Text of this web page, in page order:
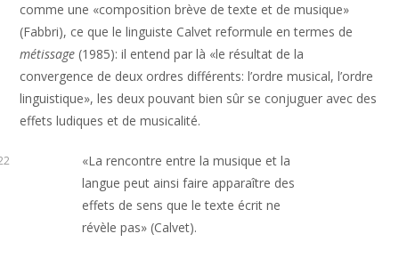
comme une «composition brève de texte et de musique»
(Fabbri), ce que le linguiste Calvet reformule en termes de
métissage (1985): il entend par là «le résultat de la
convergence de deux ordres différents: l’ordre musical, l’ordre
linguistique», les deux pouvant bien sûr se conjuguer avec des
effets ludiques et de musicalité.
«La rencontre entre la musique et la
langue peut ainsi faire apparaître des
effets de sens que le texte écrit ne
révèle pas» (Calvet).